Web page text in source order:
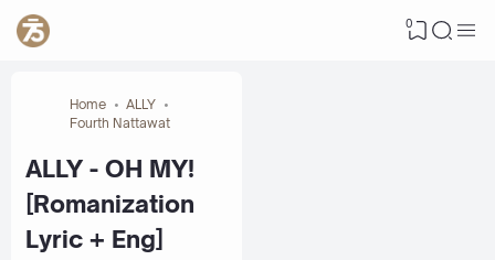
0
Home
ALLY
Fourth Nattawat
ALLY - OH MY!
[Romanization
Lyric + Eng]